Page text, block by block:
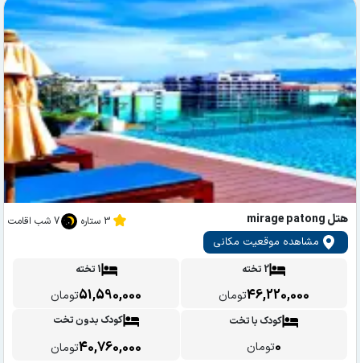
هتل mirage patong
مشاهده موقعیت مکانی
3 ستاره 7 شب اقامت
2 تخته
46,220,000تومان
1 تخته
51,590,000تومان
کودک با تخت
0تومان
کودک بدون تخت
40,760,000تومان